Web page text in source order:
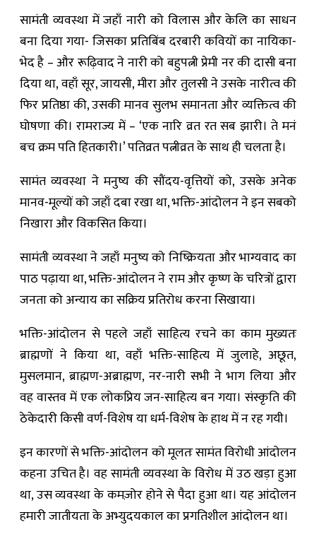
सामंती व्यवस्था में जहाँ नारी को विलास और केलि का साधन
बना दिया गया- जिसका प्रतिबिंब दरबारी कवियों का नायिका-
भेद है – और रूढ़िवाद ने नारी को बहुपत्नी प्रेमी नर की दासी बना
दिया था, वहाँ सूर, जायसी, मीरा और तुलसी ने उसके नारीत्व की
फिर प्रतिष्ठा की, उसकी मानव सुलभ समानता और व्यक्तित्व की
घोषणा की। रामराज्य में – ‘एक नारि व्रत रत सब झारी। ते मनं
बच क्रम पति हितकारी।’ पतिव्रत पत्नीव्रत के साथ ही चलता है।
सामंत व्यवस्था ने मनुष्य की सौंदय-वृत्तियों को, उसके अनेक
मानव-मूल्यों को जहाँ दबा रखा था, भक्ति-आंदोलन ने इन सबको
निखारा और विकसित किया।
सामंती व्यवस्था ने जहाँ मनुष्य को निष्क्रियता और भाग्यवाद का
पाठ पढ़ाया था, भक्ति-आंदोलन ने राम और कृष्ण के चरित्रों द्वारा
जनता को अन्याय का सक्रिय प्रतिरोध करना सिखाया।
भक्ति-आंदोलन से पहले जहाँ साहित्य रचने का काम मुख्यतः
ब्राह्मणों ने किया था, वहाँ भक्ति-साहित्य में जुलाहे, अछूत,
मुसलमान, ब्राह्मण-अब्राह्मण, नर-नारी सभी ने भाग लिया और
वह वास्तव में एक लोकप्रिय जन-साहित्य बन गया। संस्कृति की
ठेकेदारी किसी वर्ण-विशेष या धर्म-विशेष के हाथ में न रह गयी।
इन कारणों से भक्ति-आंदोलन को मूलतः सामंत विरोधी आंदोलन
कहना उचित है। वह सामंती व्यवस्था के विरोध में उठ खड़ा हुआ
था, उस व्यवस्था के कमज़ोर होने से पैदा हुआ था। यह आंदोलन
हमारी जातीयता के अभ्युदयकाल का प्रगतिशील आंदोलन था।